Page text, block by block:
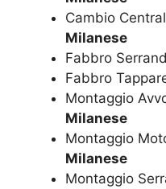
Cambio
Milanese
Fabbro
Fabbro
Montaggio
Milanese
Montaggio
Milanese
Montaggio